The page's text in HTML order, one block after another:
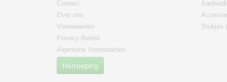
Contact
Over ons
Voorwaarden
Privacy-Beleid
Algemene Voorwaarden
Herroeping
Stukjes